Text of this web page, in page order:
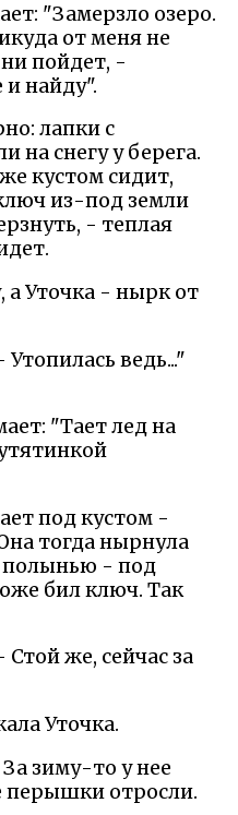
"Замерзло озеро.
от меня не
ни пойдет, -
и найду".
лапки с
на снегу у берега.
кустом сидит,
из-под земли
- теплая
а Уточка - нырк от
ведь..."
"Тает лед на
под кустом -
тогда нырнула
полынью - под
бил ключ. Так
же, сейчас за
Уточка.
зиму-то у нее
перышки отросли.